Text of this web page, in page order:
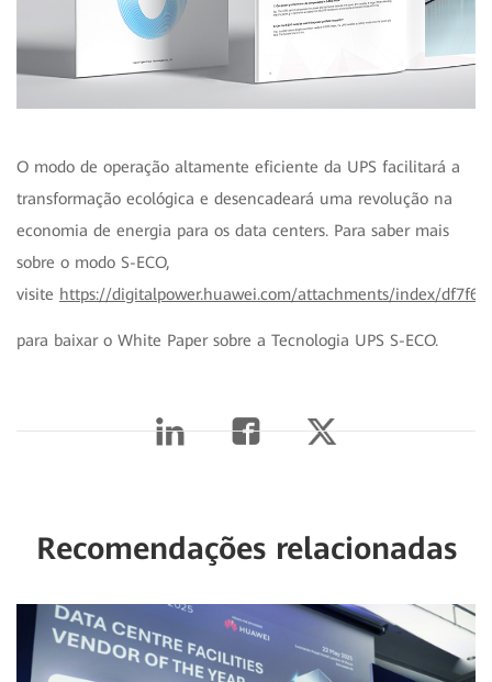
O modo de operação altamente eficiente da UPS facilitará a
transformação ecológica e desencadeará uma revolução na
economia de energia para os data centers. Para saber mais
sobre o modo S-ECO,
visite https://digitalpower.huawei.com/attachments/index/
para baixar o White Paper sobre a Tecnologia UPS S-ECO.
Recomendações relacionadas